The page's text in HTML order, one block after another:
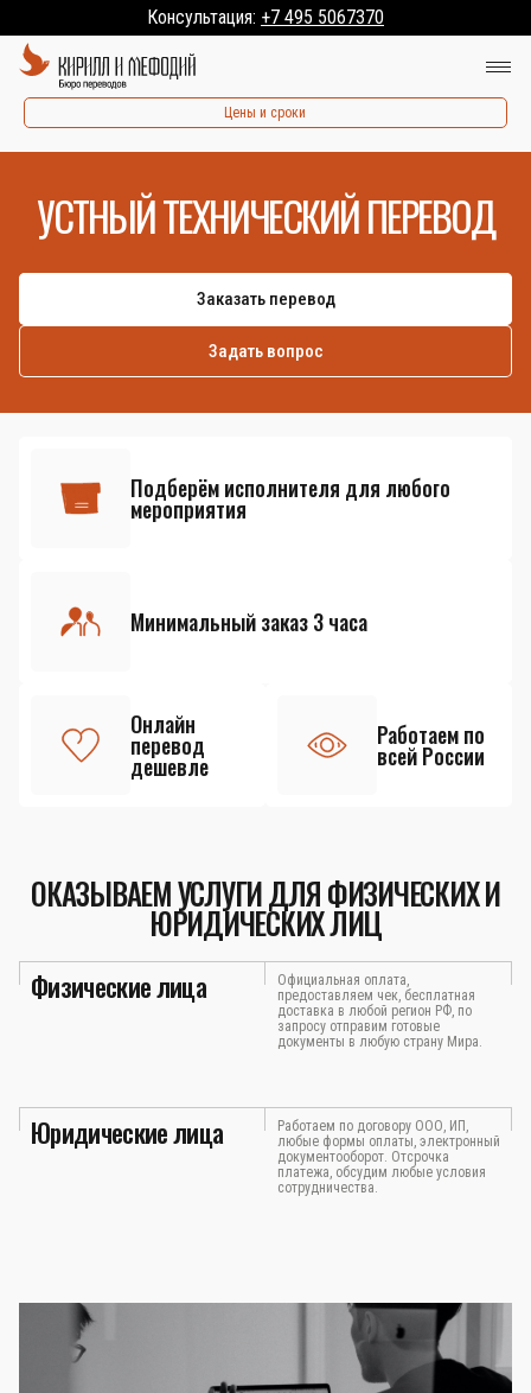
Консультация: +7 495 5067370
Цены и сроки
УСТНЫЙ ТЕХНИЧЕСКИЙ ПЕРЕВОД
Заказать перевод
Задать вопрос
Подберём исполнителя для любого
мероприятия
Минимальный заказ 3 часа
Онлайн
перевод
дешевле
Работаем по
всей России
ОКАЗЫВАЕМ УСЛУГИ ДЛЯ ФИЗИЧЕСКИХ И
ЮРИДИЧЕСКИХ ЛИЦ
Физические лица
Официальная оплата,
предоставляем чек, бесплатная
доставка в любой регион РФ, по
запросу отправим готовые
документы в любую страну Мира.
Юридические лица
Работаем по договору ООО, ИП,
любые формы оплаты, электронный
документооборот. Отсрочка
платежа, обсудим любые условия
сотрудничества.